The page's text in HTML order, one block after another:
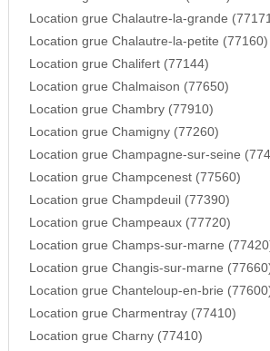
Location grue Chalautre-la-grande
Location grue Chalautre-la-petite (77160)
Location grue Chalifert (77144)
Location grue Chalmaison (77650)
Location grue Chambry (77910)
Location grue Chamigny (77260)
Location grue Champagne-sur-seine
Location grue Champcenest (77560)
Location grue Champdeuil (77390)
Location grue Champeaux (77720)
Location grue Champs-sur-marne
Location grue Changis-sur-marne
Location grue Chanteloup-en-brie
Location grue Charmentray (77410)
Location grue Charny (77410)